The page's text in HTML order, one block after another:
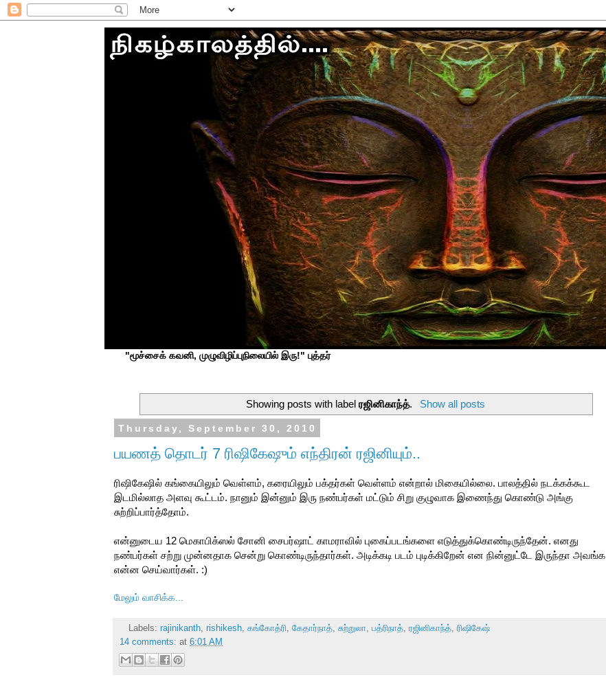
"மூச்சைக் கவனி, முழுவிழிப்புநிலையில் இரு!" புத்தர்
Showing posts with labelரஜினிகாந்த். Show all posts
Thursday, September 30, 2010
பயணத் தொடர் 7 ரிஷிகேஷும் எந்திரன் ரஜினியும்..
ரிஷிகேஷில் கங்கையிலும் வெள்ளம், கரையிலும் பக்தர்கள் வெள்ளம் என்றால் மிகையில்லை. பாலத்தில் நடக்கக்கூட
இடமில்லாத அளவு கூட்டம். நானும் இன்னும் இரு நண்பர்கள் மட்டும் சிறு குழுவாக இணைந்து கொண்டு அங்கு
சுற்றிப்பார்த்தோம்.
என்னுடைய 12 மெகாபிக்ஸல் சோனி சைபர்ஷாட் காமராவில் புகைப்படங்களை எடுத்துக்கொண்டிருந்தேன். எனது
நண்பர்கள் சற்று முன்னதாக சென்று கொண்டிருந்தார்கள். அடிக்கடி படம் புடிக்கிறேன் என நின்னுட்டே இருந்தா அவங்க
என்ன செய்வார்கள். :)
மேலும் வாசிக்க...
Labels: rajinikanth, rishikesh, கங்கோத்ரி கேதார்நாத், சுற்றுலா பத்ரிநாத், ரஜினிகாந்த், ரிஷிகேஷ்
14 comments: at 6:01 AM